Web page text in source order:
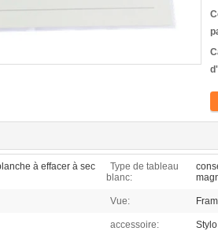
à effacer à sec
Type de tableau
blanc:
Vue:
accessoire: